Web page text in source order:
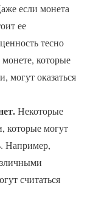
если монета
ее
тесно
которые
могут оказаться
Некоторые
которые могут
Например,
считаться